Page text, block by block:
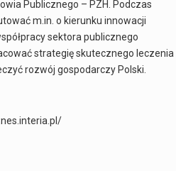
Publicznego – PZH. Podczas
m.in. o kierunku innowacji
sektora publicznego
strategię skutecznego leczenia
rozwój gospodarczy Polski.